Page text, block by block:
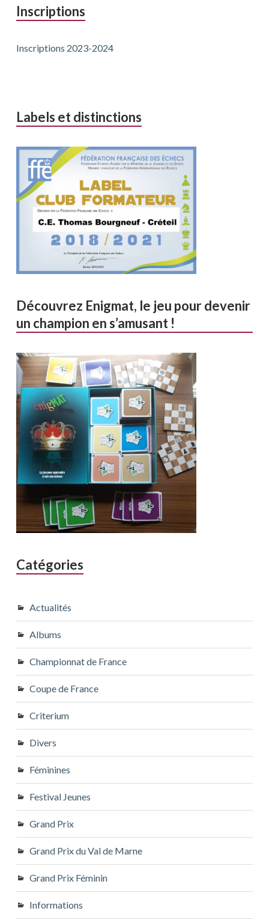
Inscriptions
Inscriptions 2023-2024
Labels et distinctions
Découvrez Enigmat, le jeu pour devenir
un champion en s’amusant !
Catégories
Actualités
Albums
Championnat de France
Coupe de France
Criterium
Divers
Féminines
Festival Jeunes
Grand Prix
Grand Prix du Val de Marne
Grand Prix Féminin
Informations